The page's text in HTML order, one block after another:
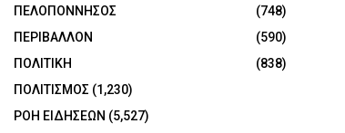
ΠΕΛΟΠΟΝΝΗΣΟΣ
(748)
ΠΕΡΙΒΑΛΛΟΝ
(590)
ΠΟΛΙΤΙΚΗ
(838)
ΠΟΛΙΤΙΣΜΟΣ (1,230)
ΡΟΗ ΕΙΔΗΣΕΩΝ (5,527)